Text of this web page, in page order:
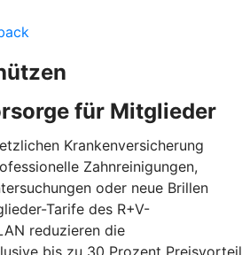
für Mitglieder
Krankenversicherung
Zahnreinigungen,
oder neue Brillen
Tarife des R+V-
reduzieren die
bis zu 30 Prozent Preis­vorteil